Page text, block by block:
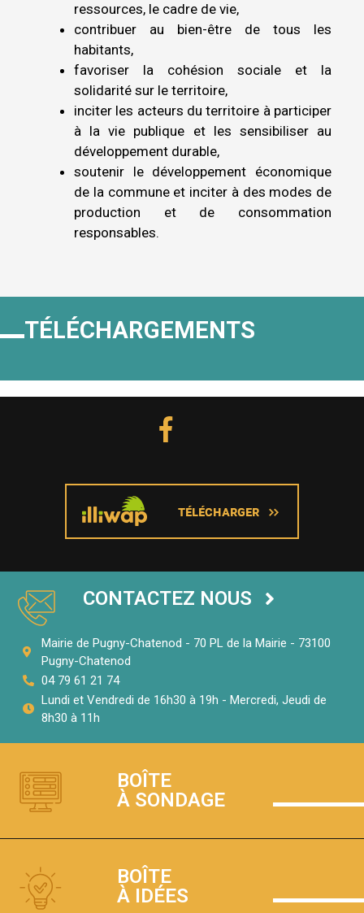
ressources, le cadre de vie,
contribuer au bien-être de tous les
habitants,
favoriser la cohésion sociale et la
solidarité sur le territoire,
inciter les acteurs du territoire à participer
à la vie publique et les sensibiliser au
développement durable,
soutenir le développement économique
de la commune et inciter à des modes de
production et de consommation
responsables.
TÉLÉCHARGEMENTS
CONTACTEZ NOUS
Mairie de Pugny-Chatenod - 70 PL de la Mairie - 73100
Pugny-Chatenod
04 79 61 21 74
Lundi et Vendredi de 16h30 à 19h - Mercredi, Jeudi de
8h30 à 11h
BOÎTE
À SONDAGE
BOÎTE
À IDÉES